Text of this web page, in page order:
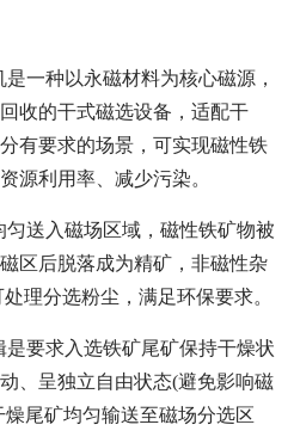
一种以永磁材料为核心磁源，
收的干式磁选设备，适配干
有要求的场景，可实现磁性铁
源利用率、减少污染。
匀送入磁场区域，磁性铁矿物被
区后脱落成为精矿，非磁性杂
理分选粉尘，满足环保要求。
要求入选铁矿尾矿保持干燥状
、呈独立自由状态(避免影响磁
尾矿均匀输送至磁场分选区